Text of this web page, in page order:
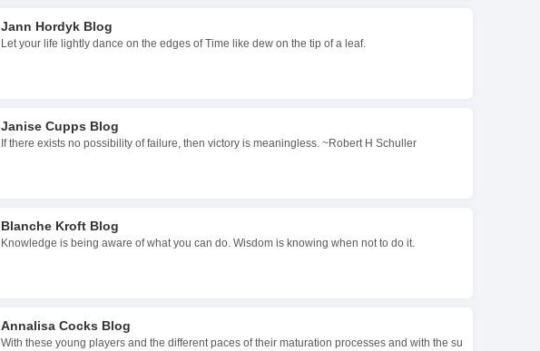
Jann Hordyk Blog
Let your life lightly dance on the edges of Time like dew on the tip of a leaf.
Janise Cupps Blog
If there exists no possibility of failure, then victory is meaningless. ~Robert H Schuller
Blanche Kroft Blog
Knowledge is being aware of what you can do. Wisdom is knowing when not to do it.
Annalisa Cocks Blog
With these young players and the different paces of their maturation processes and with the su